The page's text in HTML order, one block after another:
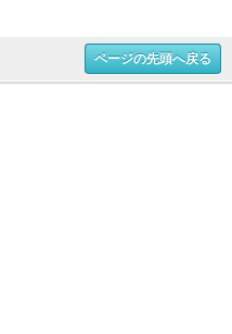
ページの先頭へ戻る